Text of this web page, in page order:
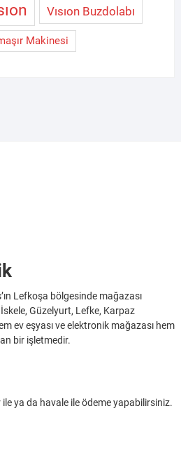
Vısıon Buzdolabı
Makinesi
Lefkoşa bölgesinde mağazası
Güzelyurt, Lefke, Karpaz
ev eşyası ve elektronik mağazası hem
bir işletmedir.
ya da havale ile ödeme yapabilirsiniz.